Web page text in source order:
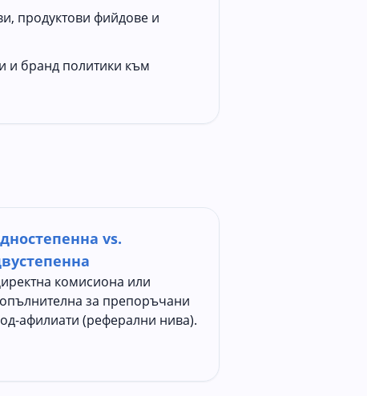
продуктови фийдове и
и бранд политики към
vs.
комисиона или
за препоръчани
афилиати (реферални нива).